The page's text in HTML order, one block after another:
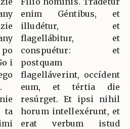
i
ta
enim Géntibus, et
illudétur, et
flagellábitur, et
conspuétur: et
postquam
flagelláverint, occídent
eum, et tértia die
resúrget. Et ipsi nihil
horum intellexérunt, et
erat verbum istud